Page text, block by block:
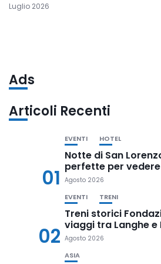
Luglio 2026
Ads
Articoli Recenti
01
EVENTI HOTEL
Notte di San
perfette per
Agosto 2026
02
EVENTI TRENI
Treni storici
viaggi tra Langhe
Agosto 2026
ASIA